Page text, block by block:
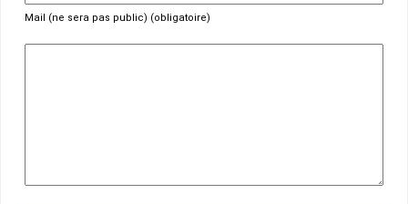
Mail (ne sera pas public) (obligatoire)